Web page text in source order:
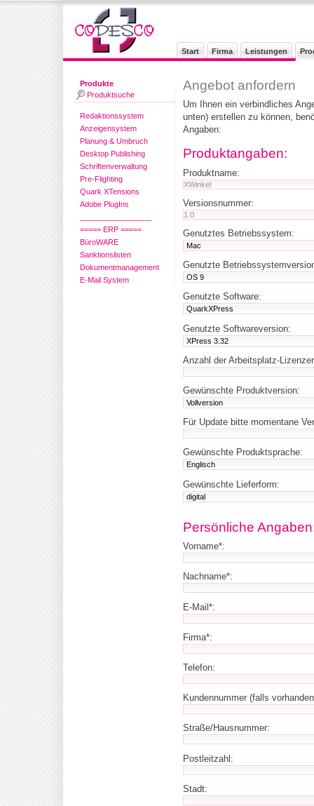
Start Firma Leistungen
Produkte
Produktsuche
Redaktionssystem
Anzeigensystem
Planung & Umbruch
Desktop Publishing
Schriftenverwaltung
Pre-Flighting
Quark XTensions
Adobe PlugIns
===== ERP =====
BüroWARE
Sanktionslisten
Dokumentmanagement
E-Mail System
Angebot anfordern
Um Ihnen ein verbindliches
unten) erstellen zu können,
Angaben:
Produktangaben:
Produktname:
Versionsnummer:
Genutztes Betriebssystem:
Genutzte
Genutzte Software:
Genutzte Softwareversion:
Anzahl der Arbeitsplatz-
Gewünschte Produktversion:
Für Update bitte momentane
Gewünschte Produktsprache:
Gewünschte Lieferform:
Persönliche
Vorname*:
Nachname*:
E-Mail*:
Firma*:
Telefon:
Kundennummer (falls
Straße/Hausnummer:
Postleitzahl:
Stadt: